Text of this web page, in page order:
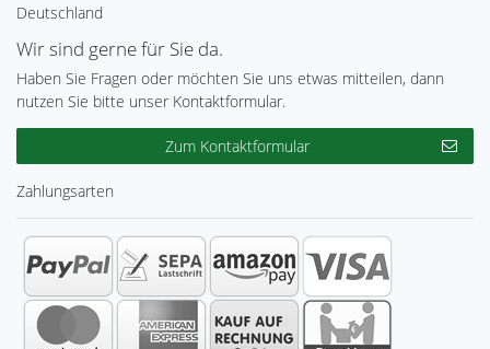
Deutschland
Wir sind gerne für Sie da.
Haben Sie Fragen oder möchten Sie uns etwas mitteilen, dann
nutzen Sie bitte unser Kontaktformular.
Zum Kontaktformular
Zahlungsarten